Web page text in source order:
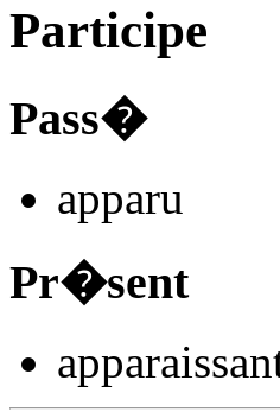
Participe
Pass�
apparu
Pr�sent
appar